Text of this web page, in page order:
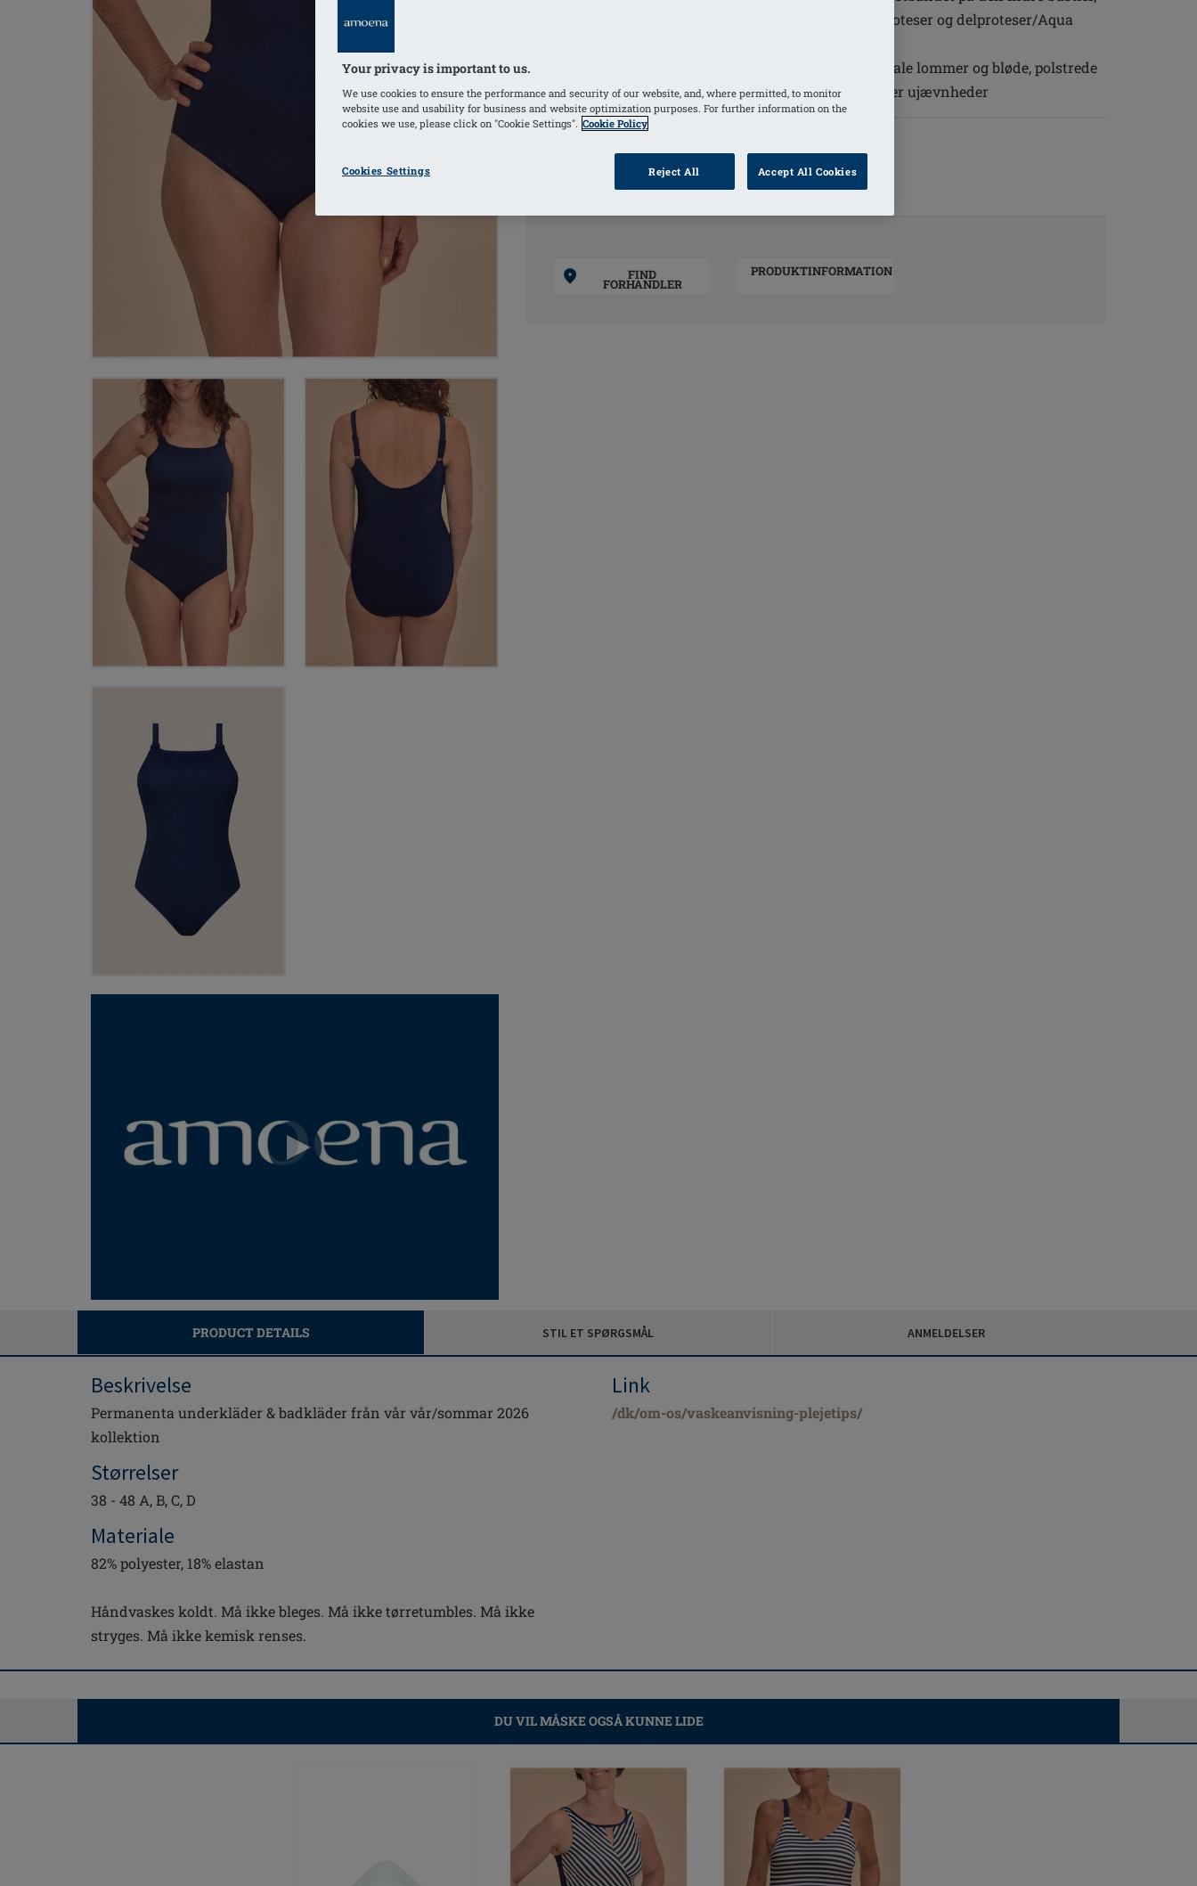
der giver ekstra støtte på siderne af amoena brystproteser og delproteser/Aqua
Støttende indvendig bustier med integrerede bilaterale lommer og bløde, polstrede
skåle holder brystprotesen sikkert på plads og skjuler ujævnheder
FIND
FORHANDLER
PRODUKTINFORMATION
PRODUCT DETAILS STIL ET SPØRGSMÅL ANMELDELSER
Beskrivelse
Permanenta underkläder & badkläder från vår vår/sommar 2026
kollektion
Størrelser
38 - 48 A, B, C, D
Materiale
82% polyester, 18% elastan
Håndvaskes koldt. Må ikke bleges. Må ikke tørretumbles. Må ikke
stryges. Må ikke kemisk renses.
Link
/dk/om-os/vaskeanvisning-plejetips/
DU VIL MÅSKE OGSÅ KUNNE LIDE
Your privacy is important to us.
We use cookies to ensure the performance and security of our website, and, where permitted, to monitor
website use and usability for business and website optimization purposes. For further information on the
cookies we use, please click on "Cookie Settings". Cookie Policy
Cookies Settings Reject All Accept All Cookies